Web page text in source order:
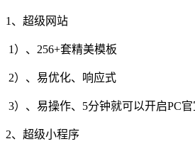
1、超级网站
1）、256+套精美模板
2）、易优化、响应式
3）、易操作、5分钟就可以开启PC
2、超级小程序